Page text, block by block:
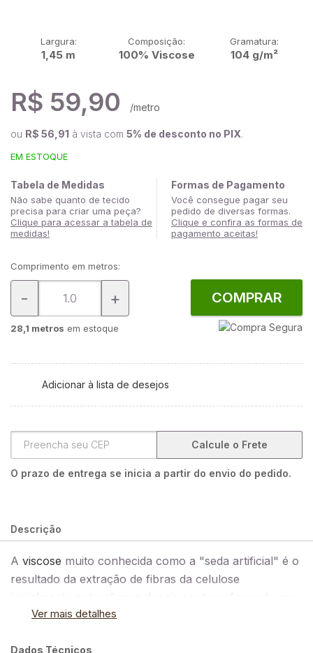
Largura:
1,45 m
Composição:
100% Viscose
Gramatura:
104 g/m²
R$ 59,90 /metro
ou R$ 56,91 à vista com 5% de desconto no PIX.
EM ESTOQUE
Tabela de Medidas
Não sabe quanto de tecido
precisa para criar uma peça?
Clique para acessar a tabela de
medidas!
Formas de Pagamento
Você consegue pagar seu
pedido de diversas formas.
Clique e confira as formas de
pagamento aceitas!
Comprimento em metros:
- +
28,1 metros em estoque
COMPRAR
Adicionar à lista de desejos
Calcule o Frete
O prazo de entrega se inicia a partir do envio do pedido.
Descrição
A viscose muito conhecida como a "seda artificial" é o
resultado da extração de fibras da celulose
inicialmente natural para depois ser transformada em
fibra têxtil artificial. É um tipo de tecido flexível que se
Ver mais detalhes
Dados Técnicos